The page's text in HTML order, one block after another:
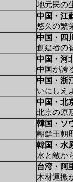
地元民の
中国・江
悠久の繁
中国・四
創建者の
中国・河
中国が誇
中国・浙
いにしえ
中国・北
北京の原
韓国・ソ
朝鮮王朝
韓国・水
水と敵か
台湾・阿
木材運搬